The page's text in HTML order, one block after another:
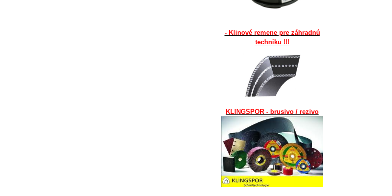
- Klinové remene pre záhradnú
techniku !!!
KLINGSPOR - brusivo / rezivo